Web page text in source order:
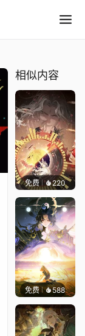
相似内容
免费 220小鬼
免费 588小鬼